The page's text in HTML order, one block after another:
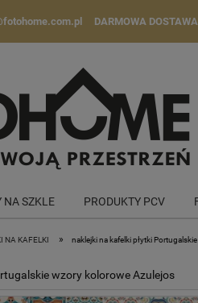
DARMOWA DOSTAWA
NA SZKLE PRODUKTY PCV
NA KAFELKI » naklejki na kafelki płytki
wzory kolorowe Azulejos